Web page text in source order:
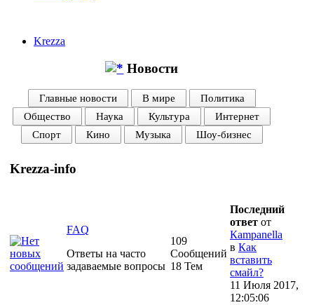
Krezza
Новости
Главные новости В мире
Политика
Общество
Наука Культура
Интернет
Спорт
Кино Музыка Шоу-бизнес
Krezza-info
FAQ
Ответы на часто
задаваемые вопросы
109
Сообщений
18 Тем
Последний
ответ от
Кampanella
в Как
вставить
смайл?
11 Июля 2017,
12:05:06